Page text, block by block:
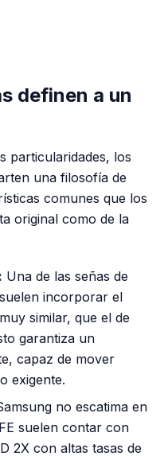
definen a un
particularidades, los
una filosofía de
comunes que los
original como de la
Una de las señas de
incorporar el
similar, que el de
garantiza un
capaz de mover
exigente.
no escatima en
suelen contar con
2X con altas tasas de